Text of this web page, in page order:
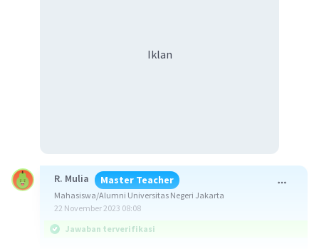
Iklan
R. Mulia Master Teacher
Mahasiswa/Alumni Universitas Negeri Jakarta
22 November 2023 08:08
Jawaban terverifikasi